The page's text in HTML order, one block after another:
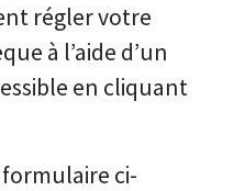
régler votre
à l’aide d’un
en cliquant
ci-